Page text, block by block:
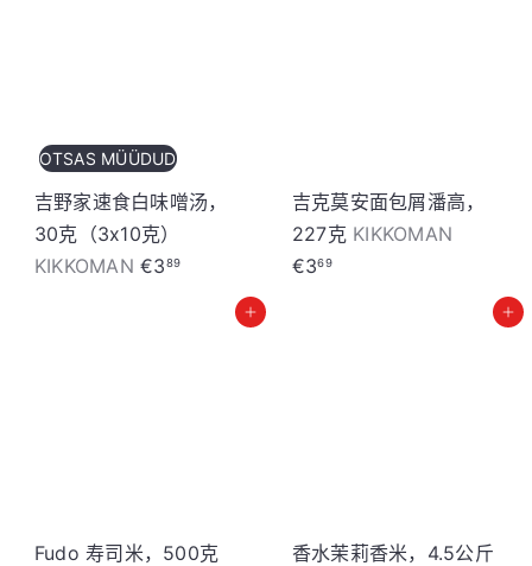
OTSAS MÜÜDUD
吉野家速食白味噌汤，
30克（3x10克）
KIKKOMAN€389
吉克莫安面包屑潘高，
227克 KIKKOMAN
€369
加入购物车
Fudo 寿司米，500克
加入购物车
香水茉莉香米，4.5公斤